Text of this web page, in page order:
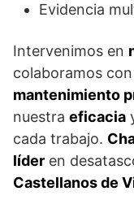
Evidencia
Intervenimos en
colaboramos con
mantenimiento
nuestra eficacia
cada trabajo.
líder en
Castellanos de